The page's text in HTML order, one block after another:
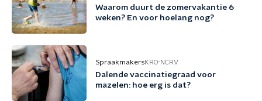
Waarom duurt de zomervakantie 6
weken? En voor hoelang nog?
SpraakmakersKRO-NCRV
Dalende vaccinatiegraad voor
mazelen: hoe erg is dat?